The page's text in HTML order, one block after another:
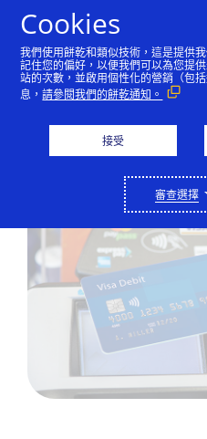
信用卡 Visa 旅遊現金
Visa 扣賬卡
Cookies
我們使用餅乾和類似技術，這是提供
記住您的偏好，以便我們可以為您提
站的次數，並啟用個性化的營銷（包
息，請參閱我們的餅乾通知。
接受
審查選擇